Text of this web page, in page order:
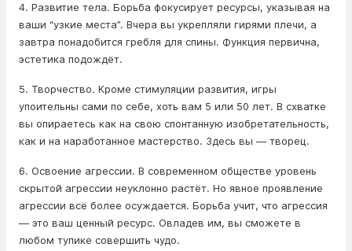
4. Развитие тела. Борьба фокусирует ресурсы, указывая на
ваши “узкие места”. Вчера вы укрепляли гирями плечи, а
завтра понадобится гребля для спины. Функция первична,
эстетика подождёт.
5. Творчество. Кроме стимуляции развития, игры
упоительны сами по себе, хоть вам 5 или 50 лет. В схватке
вы опираетесь как на свою спонтанную изобретательность,
как и на наработанное мастерство. Здесь вы — творец.
6. Освоение агрессии. В современном обществе уровень
скрытой агрессии неуклонно растёт. Но явное проявление
агрессии всё более осуждается. Борьба учит, что агрессия
— это ваш ценный ресурс. Овладев им, вы сможете в
любом тупике совершить чудо.